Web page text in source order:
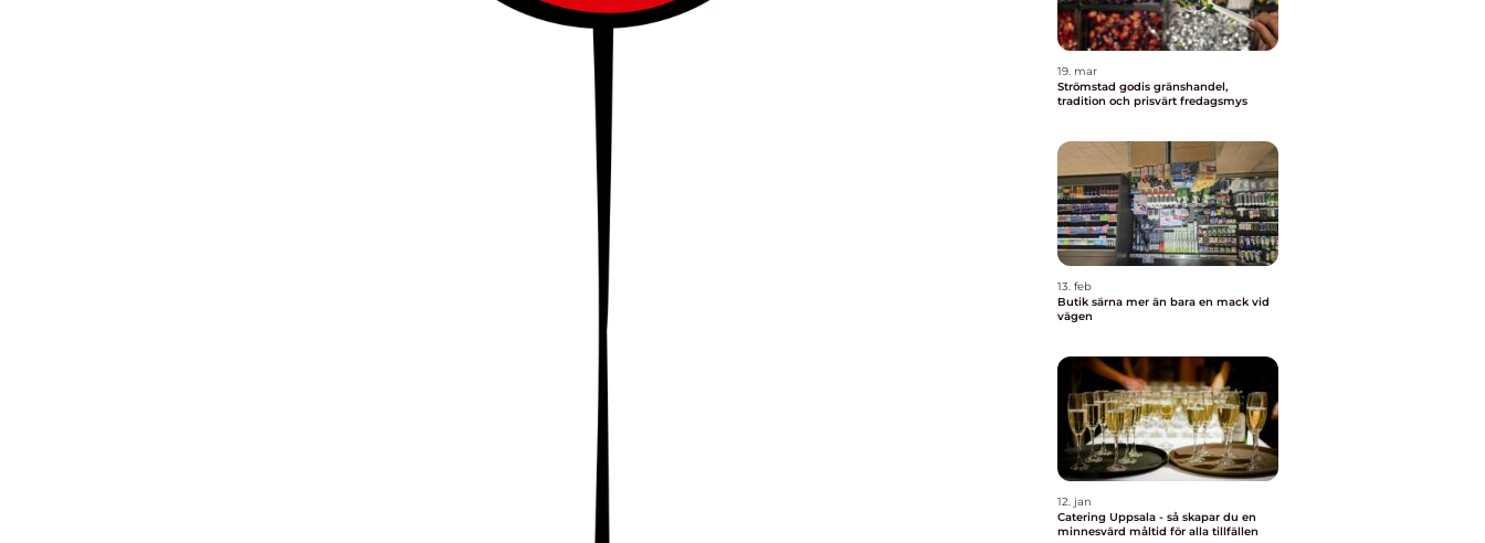
19. mar
Strömstad godis gränshandel,
tradition och prisvärt fredagsmys
13. feb
Butik särna mer än bara en mack vid
vägen
12. jan
Catering Uppsala - så skapar du en
minnesvärd måltid för alla tillfällen